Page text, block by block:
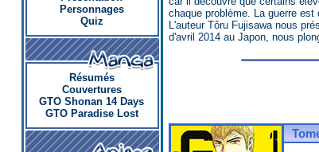
Personnages
Quiz
Résumés
Couvertures
GTO Shonan 14 Days
GTO Paradise Lost
chaque problème. La guerre est
L'auteur Tôru Fujisawa nous
d'avril 2014 au Japon, nous